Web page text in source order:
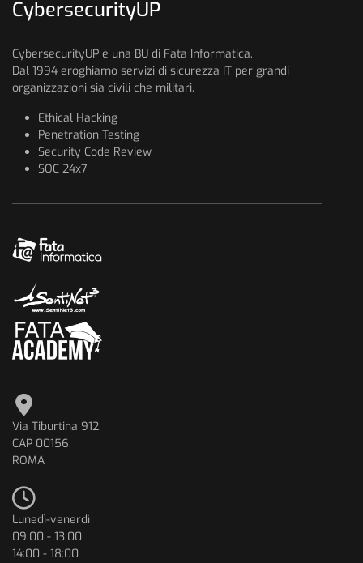
CybersecurityUP
CybersecurityUP è una BU di Fata Informatica.
Dal 1994 eroghiamo servizi di sicurezza IT per grandi
organizzazioni sia civili che militari.
Ethical Hacking
Penetration Testing
Security Code Review
SOC 24x7
Via Tiburtina 912,
CAP 00156,
ROMA
Lunedì-venerdì
09:00 - 13:00
14:00 - 18:00